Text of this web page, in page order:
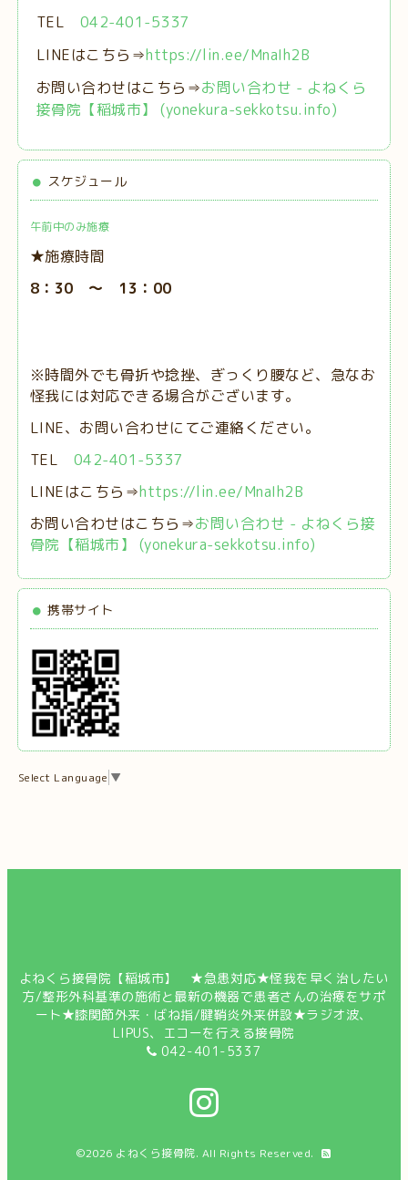
TEL 042-401-5337
LINEはこちら⇒https://lin.ee/MnaIh2B
お問い合わせはこちら⇒お問い合わせ - よねくら
接骨院【稲城市】 (yonekura-sekkotsu.info)
スケジュール
午前中のみ施療
★施療時間
8：30 ～ 13：00
※時間外でも骨折や捻挫、ぎっくり腰など、急なお
怪我には対応できる場合がございます。
LINE、お問い合わせにてご連絡ください。
TEL 042-401-5337
LINEはこちら⇒https://lin.ee/MnaIh2B
お問い合わせはこちら⇒お問い合わせ - よねくら接
骨院【稲城市】 (yonekura-sekkotsu.info)
携帯サイト
Select Language ▼
よねくら接骨院【稲城市】 ★急患対応★怪我を早く治したい
方/整形外科基準の施術と最新の機器で患者さんの治療をサポ
ート★膝関節外来・ばね指/腱鞘炎外来併設★ラジオ波、
LIPUS、エコーを行える接骨院
042-401-5337
©2026 よねくら接骨院. All Rights Reserved.